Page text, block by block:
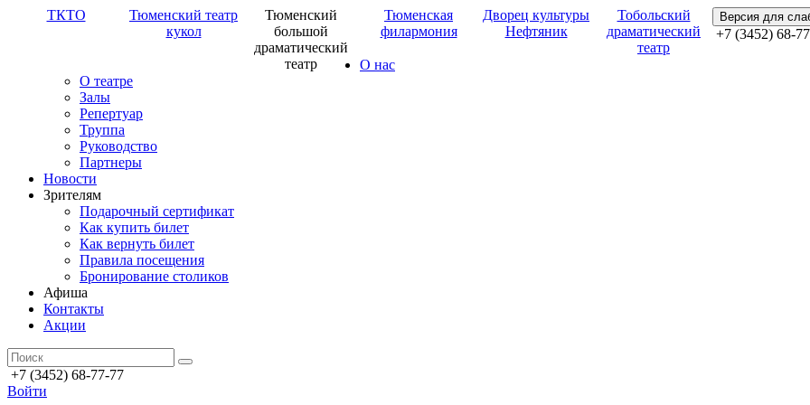
ТКТО
Тюменский театр
кукол
Тюменский
большой
драматический
театр
Тюменская
филармония
Дворец культуры
Нефтяник
Тобольский
драматический
театр
Версия для
+7 (3452) 68-
О нас
О театре
Залы
Репертуар
Труппа
Руководство
Партнеры
Новости
Зрителям
Подарочный сертификат
Как купить билет
Как вернуть билет
Правила посещения
Бронирование столиков
Афиша
Контакты
Акции
+7 (3452) 68-77-77
Войти